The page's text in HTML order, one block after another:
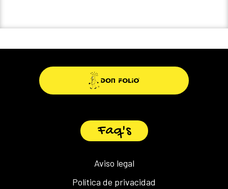
Faq's
Aviso legal
Política de privacidad